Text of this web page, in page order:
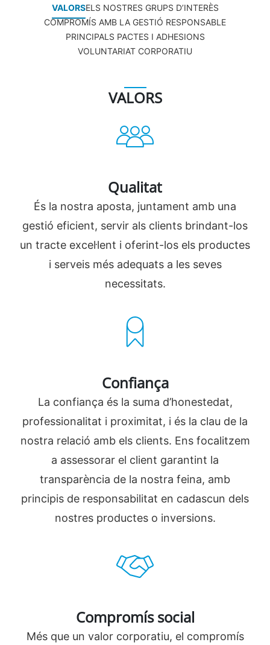
VALORSELS NOSTRES GRUPS D’INTERÈS
COMPROMÍS AMB LA GESTIÓ RESPONSABLE
PRINCIPALS PACTES I ADHESIONS
VOLUNTARIAT CORPORATIU
VALORS
Qualitat
És la nostra aposta, juntament amb una
gestió eficient, servir als clients brindant-los
un tracte excel·lent i oferint-los els productes
i serveis més adequats a les seves
necessitats.
Confiança
La confiança és la suma d’honestedat,
professionalitat i proximitat, i és la clau de la
nostra relació amb els clients. Ens focalitzem
a assessorar el client garantint la
transparència de la nostra feina, amb
principis de responsabilitat en cadascun dels
nostres productes o inversions.
Compromís social
Més que un valor corporatiu, el compromís